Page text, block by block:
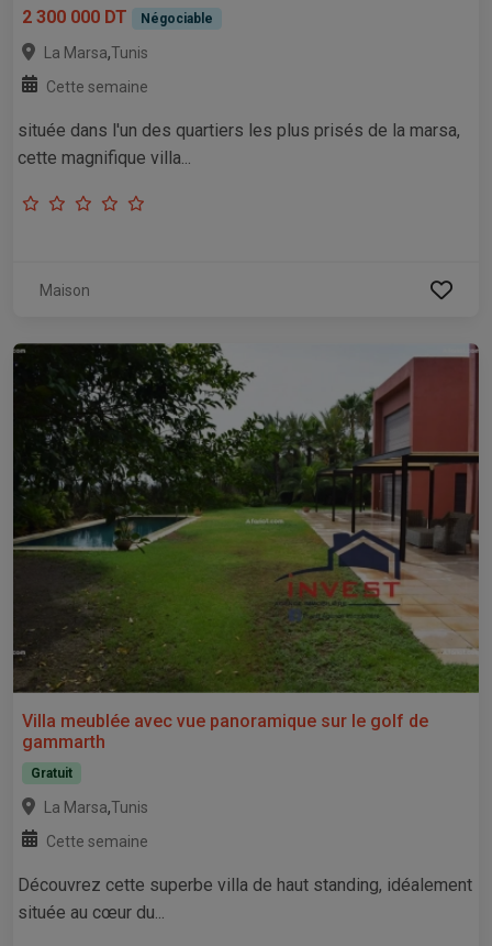
2 300 000 DT
Négociable
La Marsa,Tunis
Cette semaine
située dans l'un des quartiers les plus prisés de la marsa,
cette magnifique villa...
Maison
Villa meublée avec vue panoramique sur le golf de
gammarth
Gratuit
La Marsa,Tunis
Cette semaine
Découvrez cette superbe villa de haut standing, idéalement
située au cœur du...